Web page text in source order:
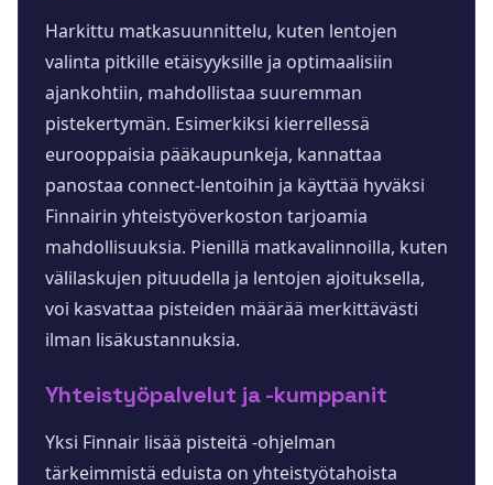
Harkittu matkasuunnittelu, kuten lentojen
valinta pitkille etäisyyksille ja optimaalisiin
ajankohtiin, mahdollistaa suuremman
pistekertymän. Esimerkiksi kierrellessä
eurooppaisia pääkaupunkeja, kannattaa
panostaa connect-lentoihin ja käyttää hyväksi
Finnairin yhteistyöverkoston tarjoamia
mahdollisuuksia. Pienillä matkavalinnoilla, kuten
välilaskujen pituudella ja lentojen ajoituksella,
voi kasvattaa pisteiden määrää merkittävästi
ilman lisäkustannuksia.
Yhteistyöpalvelut ja -kumppanit
Yksi Finnair lisää pisteitä -ohjelman
tärkeimmistä eduista on yhteistyötahoista